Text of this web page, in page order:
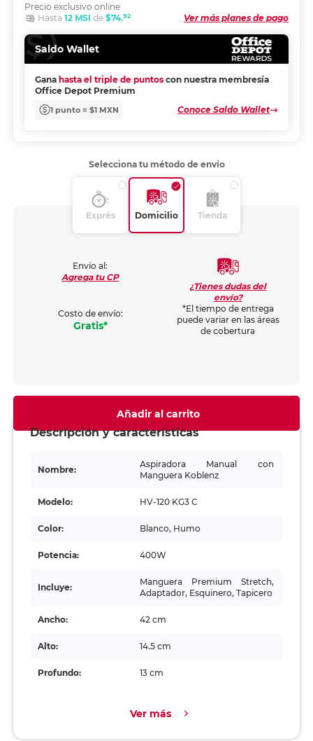
Precio exclusivo online
Ver más planes de pago
Hasta 12 MSI de $74.92
Saldo Wallet
Gana hasta el triple de puntos con nuestra membresía
Office Depot Premium
1 punto = $1 MXN Conoce Saldo Wallet
Selecciona tu método de envío
Exprés Domicilio Tienda
Envío al:
Agrega tu CP
Costo de envío:
Gratis*
¿Tienes dudas del
envío?
*El tiempo de entrega
puede variar en las áreas
de cobertura
Añadir al carrito
Descripción y características
Nombre:
Aspiradora Manual con
Manguera Koblenz
Modelo: HV-120 KG3 C
Color: Blanco, Humo
Potencia: 400W
Incluye:
Manguera Premium Stretch,
Adaptador, Esquinero, Tapicero
Ancho: 42 cm
Alto: 14.5 cm
Profundo: 13 cm
Ver más